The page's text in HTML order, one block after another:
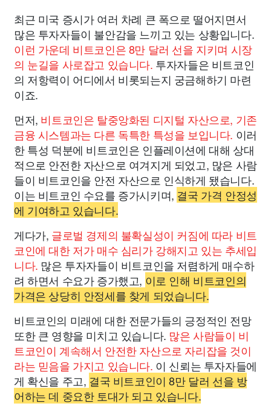
최근 미국 증시가 여러 차례 큰 폭으로 떨어지면서
많은 투자자들이 불안감을 느끼고 있는 상황입니다.
이런 가운데 비트코인은 8만 달러 선을 지키며 시장
의 눈길을 사로잡고 있습니다. 투자자들은 비트코인
의 저항력이 어디에서 비롯되는지 궁금해하기 마련
이죠.
먼저, 비트코인은 탈중앙화된 디지털 자산으로, 기존
금융 시스템과는 다른 독특한 특성을 보입니다. 이러
한 특성 덕분에 비트코인은 인플레이션에 대해 상대
적으로 안전한 자산으로 여겨지게 되었고, 많은 사람
들이 비트코인을 안전 자산으로 인식하게 됐습니다.
이는 비트코인 수요를 증가시키며, 결국 가격 안정성
에 기여하고 있습니다.
게다가, 글로벌 경제의 불확실성이 커짐에 따라 비트
코인에 대한 저가 매수 심리가 강해지고 있는 추세입
니다. 많은 투자자들이 비트코인을 저렴하게 매수하
려 하면서 수요가 증가했고, 이로 인해 비트코인의
가격은 상당히 안정세를 찾게 되었습니다.
비트코인의 미래에 대한 전문가들의 긍정적인 전망
또한 큰 영향을 미치고 있습니다. 많은 사람들이 비
트코인이 계속해서 안전한 자산으로 자리잡을 것이
라는 믿음을 가지고 있습니다. 이 신뢰는 투자자들에
게 확신을 주고, 결국 비트코인이 8만 달러 선을 방
어하는 데 중요한 토대가 되고 있습니다.